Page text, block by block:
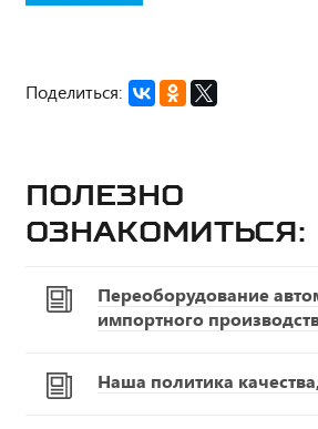
Поделиться:
Полезно
ознакомиться:
Переоборудование
импортного
Наша политика